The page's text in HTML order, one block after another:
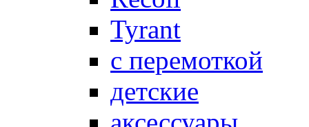
Tyrant
с перемоткой
детские